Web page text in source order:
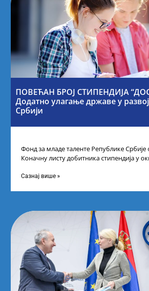
ПОВЕЋАН БРОЈ СТИПЕНДИЈА
Додатно улагање државе у
Србији
Фонд за младе таленте Републике Србије
Коначну листу добитника стипендија у
Сазнај више »